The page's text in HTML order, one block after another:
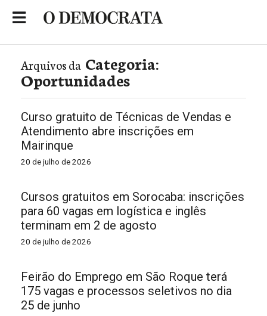
Arquivos da Categoria:
Oportunidades
Curso gratuito de Técnicas de Vendas e
Atendimento abre inscrições em
Mairinque
20 de julho de 2026
Cursos gratuitos em Sorocaba: inscrições
para 60 vagas em logística e inglês
terminam em 2 de agosto
20 de julho de 2026
Feirão do Emprego em São Roque terá
175 vagas e processos seletivos no dia
25 de junho